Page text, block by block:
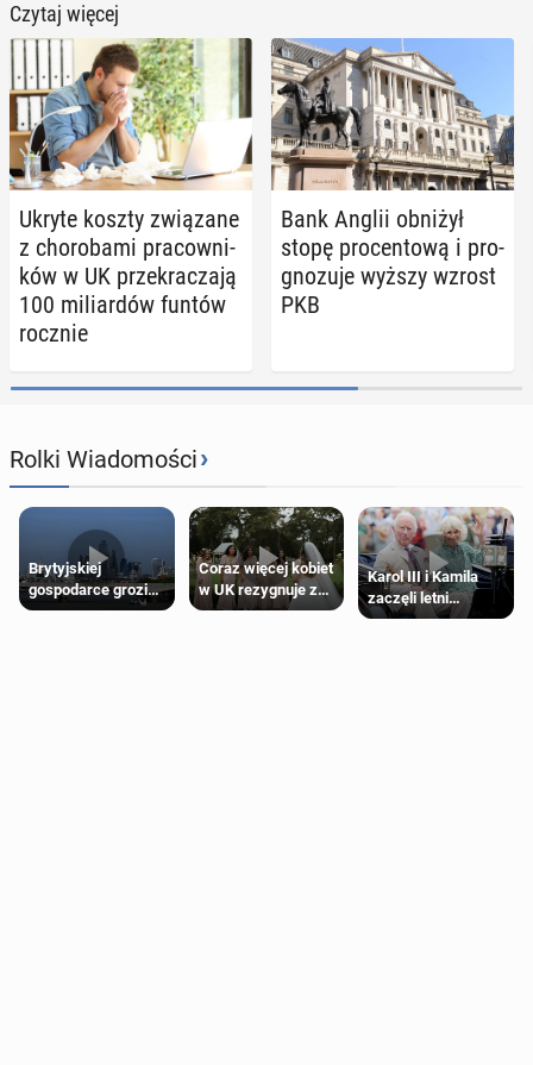
Czytaj więcej
Ukryte koszty zwią­za­ne
z cho­ro­ba­mi pra­cow­ni­
ków w UK prze­kra­cza­ją
100 mi­liar­dów funtów
rocznie
Bank Anglii obniżył
stopę pro­cen­to­wą i pro­
gno­zu­je wyższy wzrost
PKB
Rolki Wiadomości›
Brytyjskiej
gospodarce grozi
recesja, jeśli
Coraz więcej kobiet
w UK rezygnuje z
roli druhny na
Karol III i Kamila
zaczęli letni
odpoczynek po